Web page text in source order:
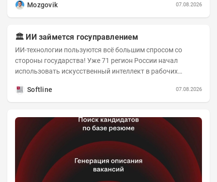
Mozgovik
07.08.2026
🏛️ ИИ займется госуправлением
ИИ-технологии пользуются всё большим спросом со
стороны государства! Уже 71 регион России начал
использовать искусственный интеллект в рабочих
Softline
07.08.2026